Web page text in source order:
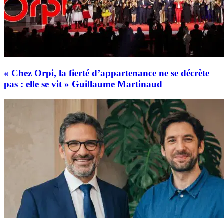
« Chez Orpi, la fierté d’appartenance ne se décrète
pas : elle se vit » Guillaume Martinaud